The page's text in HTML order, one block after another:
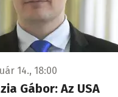
14., 18:00
Gábor: Az USA